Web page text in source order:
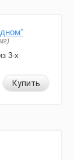
3-х
Купить